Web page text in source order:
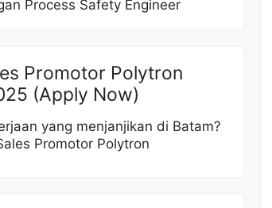
Process Safety Engineer
Promotor Polytron
(Apply Now)
yang menjanjikan di Batam?
Promotor Polytron